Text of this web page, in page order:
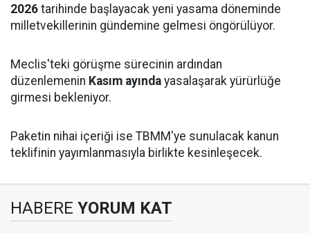
2026 tarihinde başlayacak yeni yasama döneminde
milletvekillerinin gündemine gelmesi öngörülüyor.
Meclis'teki görüşme sürecinin ardından
düzenlemenin Kasım ayında yasalaşarak yürürlüğe
girmesi bekleniyor.
Paketin nihai içeriği ise TBMM'ye sunulacak kanun
teklifinin yayımlanmasıyla birlikte kesinleşecek.
HABERE YORUM KAT